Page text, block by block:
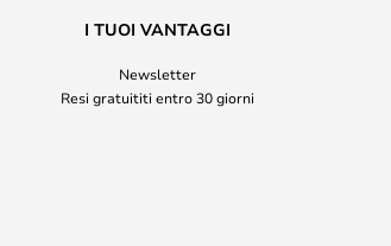
I TUOI VANTAGGI
Newsletter
Resi gratuititi entro 30 giorni